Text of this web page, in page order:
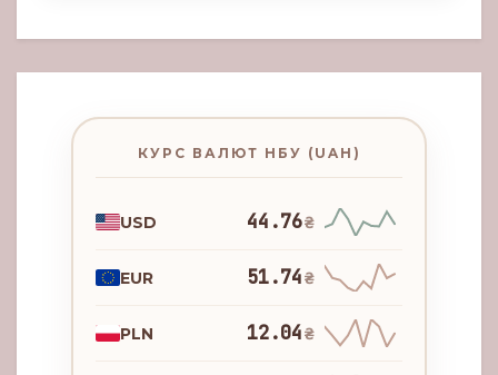
КУРС ВАЛЮТ НБУ (UAH)
USD 44.76₴
EUR 51.74₴
PLN 12.04₴